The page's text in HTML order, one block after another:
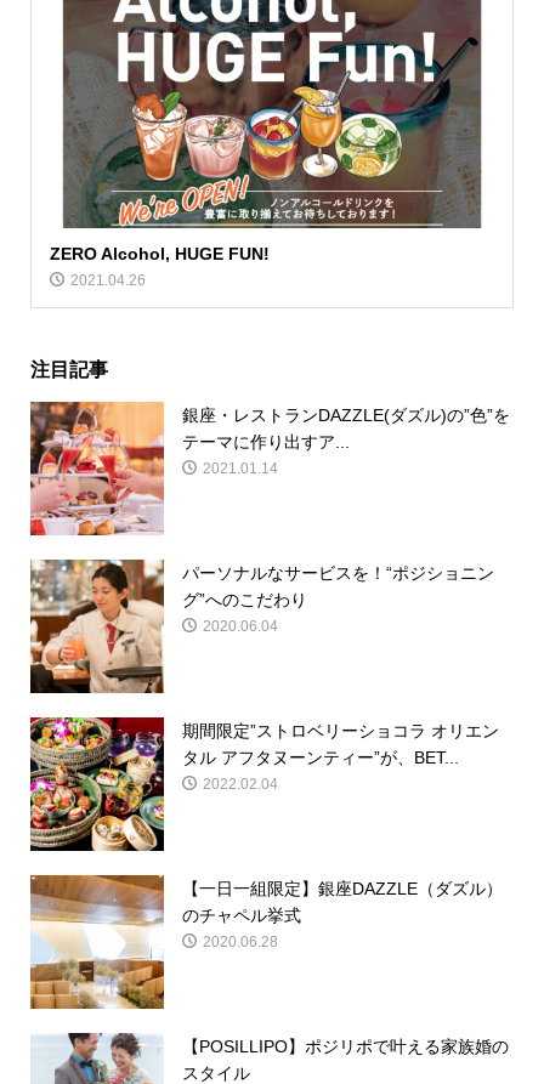
ZERO Alcohol, HUGE FUN!
2021.04.26
注目記事
銀座・レストランDAZZLE(ダズル)の”色”を
テーマに作り出すア...
2021.01.14
パーソナルなサービスを！“ポジショニン
グ”へのこだわり
2020.06.04
期間限定”ストロベリーショコラ オリエン
タル アフタヌーンティー”が、BET...
2022.02.04
【一日一組限定】銀座DAZZLE（ダズル）
のチャペル挙式
2020.06.28
【POSILLIPO】ポジリポで叶える家族婚の
スタイル